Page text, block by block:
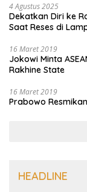
4 Agustus 2025
Dekatkan Diri ke
Saat Reses di
16 Maret 2019
Jokowi Minta
Rakhine State
16 Maret 2019
Prabowo
HEADLINE